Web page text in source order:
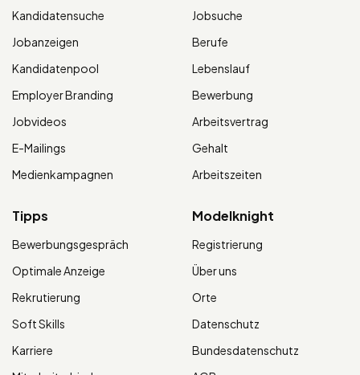
Kandidatensuche
Jobanzeigen
Kandidatenpool
Employer Branding
Jobvideos
E-Mailings
Medienkampagnen
Jobsuche
Berufe
Lebenslauf
Bewerbung
Arbeitsvertrag
Gehalt
Arbeitszeiten
Tipps
Bewerbungsgespräch
Optimale Anzeige
Rekrutierung
Soft Skills
Karriere
Modelknight
Registrierung
Über uns
Orte
Datenschutz
Bundesdatenschutz